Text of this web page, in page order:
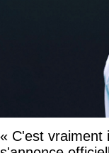
« C'est vraiment